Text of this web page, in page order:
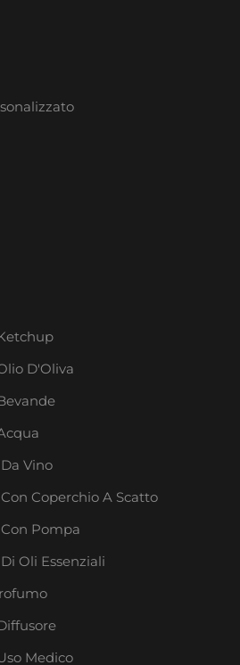
D'Oliva
Vino
Coperchio A Scatto
Pompa
Oli Essenziali
Medico